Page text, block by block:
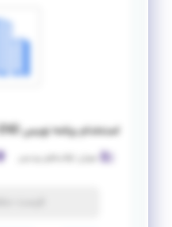
استخدام برنامه نویس FRONT-END